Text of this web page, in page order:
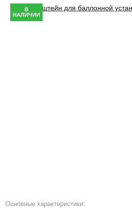
В
НАЛИЧИИ
Основные характеристики: